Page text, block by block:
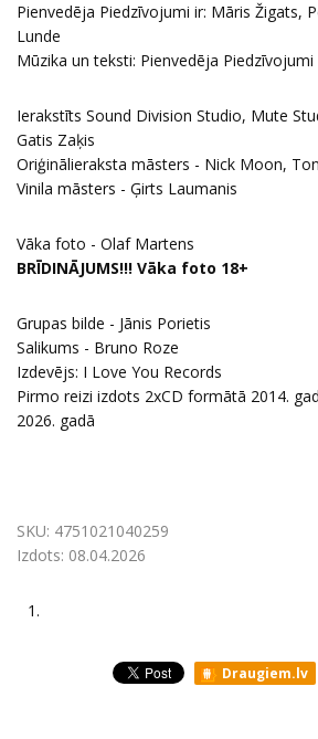
Pienvedēja Piedzīvojumi ir: Māris Žigats,
Lunde
Mūzika un teksti: Pienvedēja Piedzīvojumi
Ierakstīts Sound Division Studio, Mute
Gatis Zaķis
Oriģinālieraksta māsters - Nick Moon,
Vinila māsters - Ģirts Laumanis
Vāka foto - Olaf Martens
BRĪDINĀJUMS!!! Vāka foto 18+
Grupas bilde - Jānis Porietis
Salikums - Bruno Roze
Izdevējs: I Love You Records
Pirmo reizi izdots 2xCD formātā 2014.
2026. gadā
SKU: 4751021040259
Izdots: 08.04.2026
1.
Draugiem.lv